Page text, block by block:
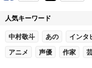
人気キーワード
中村敬斗 あの インタ
アニメ 声優 作家